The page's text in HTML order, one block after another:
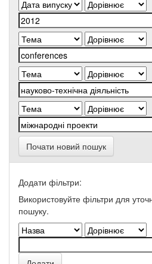
Почати новий пошук
Додати фільтри:
Використовуйте фільтри для
пошуку.